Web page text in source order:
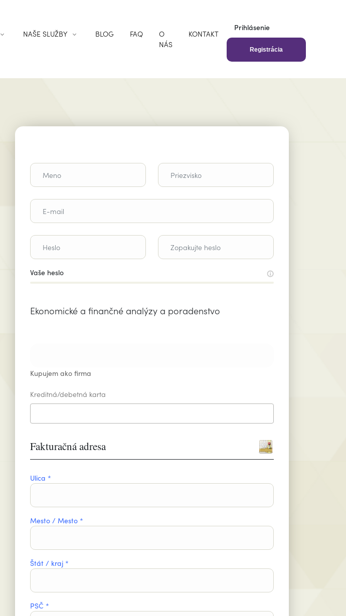
NAŠE SLUŽBY BLOG FAQ
O
NÁS
KONTAKT
Prihlásenie
Registrácia
Vaše heslo
Ekonomické a finančné analýzy a poradenstvo
Kupujem ako firma
Kreditná/debetná karta
Fakturačná adresa
Ulica *
Mesto / Mesto *
Štát / kraj *
PSČ *